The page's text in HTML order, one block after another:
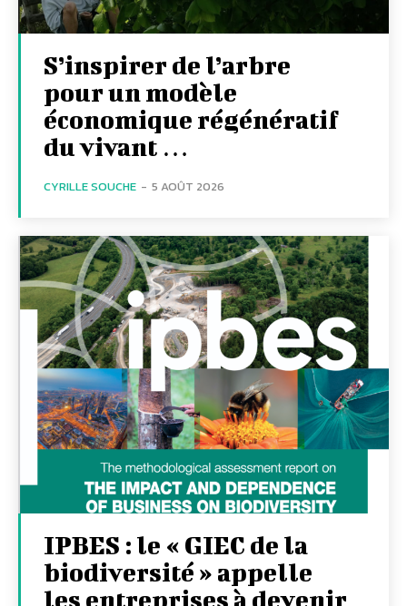
S’inspirer de l’arbre
pour un modèle
économique régénératif
du vivant …
CYRILLE SOUCHE - 5 AOÛT 2026
IPBES : le « GIEC de la
biodiversité » appelle
les entreprises à devenir